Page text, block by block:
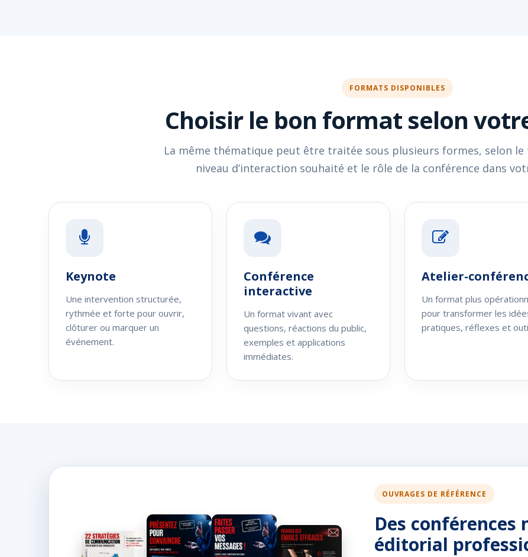
FORMATS DISPONIBLES
Choisir le bon format selon
La même thématique peut être traitée sous plusieurs formes, selon
niveau d’interaction souhaité et le rôle de la conférence dans
Keynote
Une intervention structurée,
rythmée et forte pour ouvrir,
clôturer ou marquer un
événement.
Conférence
interactive
Un format vivant avec
questions, réactions du public,
exemples et applications
immédiates.
Atelier-
Un format plus
pour transformer les
pratiques, réflexes et
OUVRAGES DE RÉFÉRENCE
Des
éditorial